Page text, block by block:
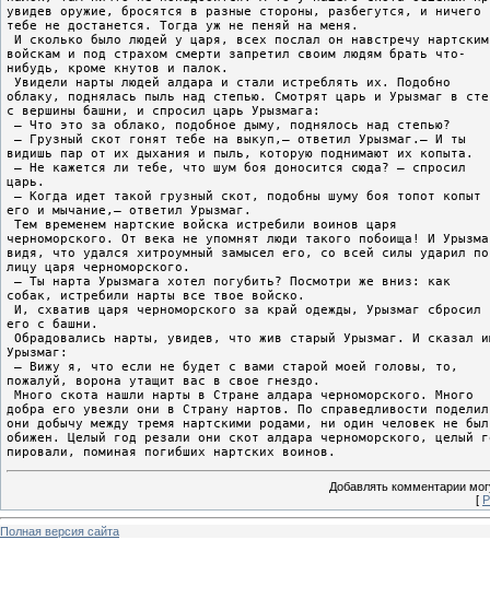
увидев оружие, бросятся в разные стороны, разбегутся, и ничего
тебе не достанется. Тогда уж не пеняй на меня.
И сколько было людей у царя, всех послал он навстречу нартским
войскам и под страхом смерти запретил своим людям брать что-
нибудь, кроме кнутов и палок.
Увидели нарты людей алдара и стали истреблять их. Подобно
облаку, поднялась пыль над степью. Смотрят царь и Урызмаг в
с вершины башни, и спросил царь Урызмага:
– Что это за облако, подобное дыму, поднялось над степью?
– Грузный скот гонят тебе на выкуп,– ответил Урызмаг.– И ты
видишь пар от их дыхания и пыль, которую поднимают их копыта.
– Не кажется ли тебе, что шум боя доносится сюда? – спросил
царь.
– Когда идет такой грузный скот, подобны шуму боя топот копыт
его и мычание,– ответил Урызмаг.
Тем временем нартские войска истребили воинов царя
черноморского. От века не упомнят люди такого побоища! И
видя, что удался хитроумный замысел его, со всей силы ударил по
лицу царя черноморского.
– Ты нарта Урызмага хотел погубить? Посмотри же вниз: как
собак, истребили нарты все твое войско.
И, схватив царя черноморского за край одежды, Урызмаг сбросил
его с башни.
Обрадовались нарты, увидев, что жив старый Урызмаг. И сказал
Урызмаг:
– Вижу я, что если не будет с вами старой моей головы, то,
пожалуй, ворона утащит вас в свое гнездо.
Много скота нашли нарты в Стране алдара черноморского. Много
добра его увезли они в Страну нартов. По справедливости
они добычу между тремя нартскими родами, ни один человек не был
обижен. Целый год резали они скот алдара черноморского, целый
пировали, поминая погибших нартских воинов.
Добавлять комментарии
[
Полная версия сайта